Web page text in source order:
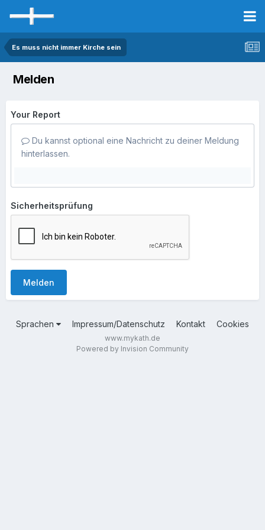
Es muss nicht immer Kirche sein
Melden
Your Report
Du kannst optional eine Nachricht zu deiner Meldung
hinterlassen.
Sicherheitsprüfung
Melden
Sprachen Impressum/Datenschutz Kontakt Cookies
www.mykath.de
Powered by Invision Community